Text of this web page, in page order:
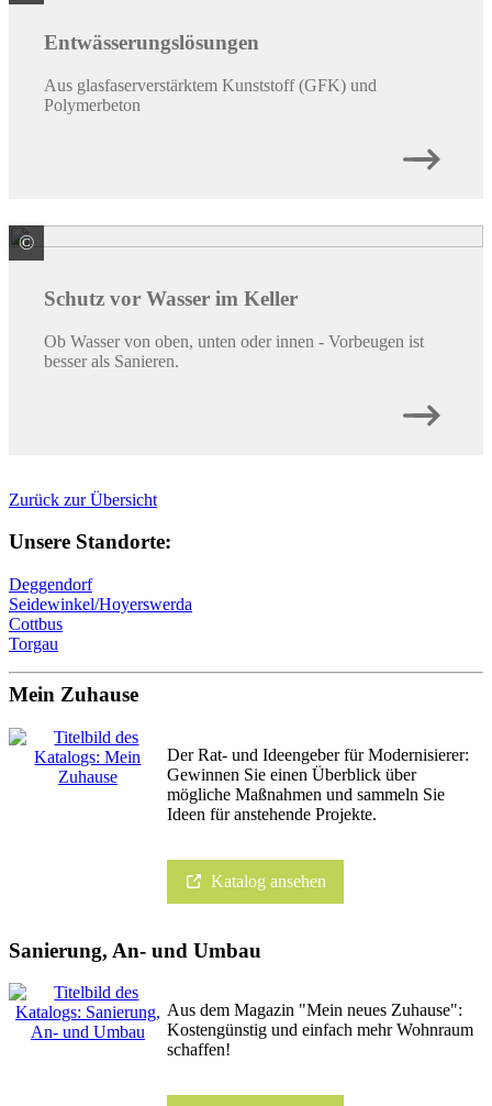
Ent­wässerungslösungen
Aus glasfaserverstärktem Kunststoff (GFK) und
Polymerbeton
© MEA Bautechnik GmbH Geschäftsbereich
Schutz vor Wasser im Keller
Ob Wasser von oben, unten oder innen - Vorbeugen ist
besser als Sanieren.
Zurück zur Übersicht
Unsere Standorte:
Deggendorf
Seidewinkel/Hoyerswerda
Cottbus
Torgau
Mein Zuhause
Der Rat- und Ideengeber für Modernisierer:
Gewinnen Sie einen Überblick über
mögliche Maßnahmen und sammeln Sie
Ideen für anstehende Projekte.
Katalog ansehen
Sanierung, An- und Umbau
Aus dem Magazin "Mein neues Zuhause":
Kostengünstig und einfach mehr Wohnraum
schaffen!